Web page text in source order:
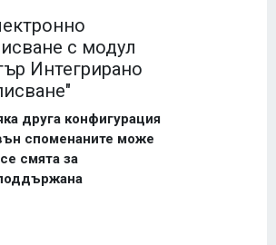
с модул
Интегрирано
друга конфигурация
споменаните може
смята за